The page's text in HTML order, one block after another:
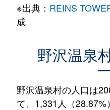
※出典： REINS
成
野沢温泉
野沢温泉村の人口は
て、1,331人（28.87%